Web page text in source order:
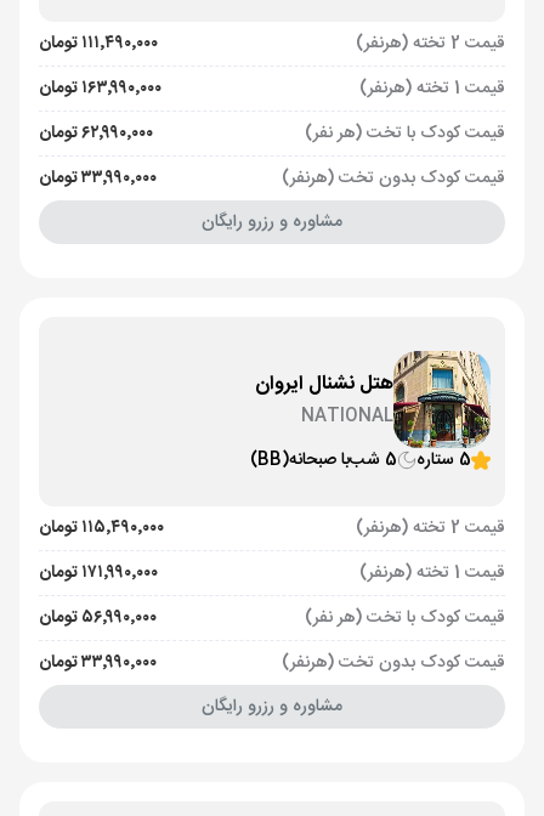
قیمت 2 تخته (هرنفر)
۱۱۱٬۴۹۰٬۰۰۰ تومان
قیمت 1 تخته (هرنفر)
۱۶۳٬۹۹۰٬۰۰۰ تومان
قیمت کودک با تخت (هر نفر)
۶۲٬۹۹۰٬۰۰۰ تومان
قیمت کودک بدون تخت (هرنفر)
۳۳٬۹۹۰٬۰۰۰ تومان
مشاوره و رزرو رایگان
هتل نشنال ایروان
NATIONAL
5 ستاره
5 شب با صبحانه(BB)
قیمت 2 تخته (هرنفر)
۱۱۵٬۴۹۰٬۰۰۰ تومان
قیمت 1 تخته (هرنفر)
۱۷۱٬۹۹۰٬۰۰۰ تومان
قیمت کودک با تخت (هر نفر)
۵۶٬۹۹۰٬۰۰۰ تومان
قیمت کودک بدون تخت (هرنفر)
۳۳٬۹۹۰٬۰۰۰ تومان
مشاوره و رزرو رایگان